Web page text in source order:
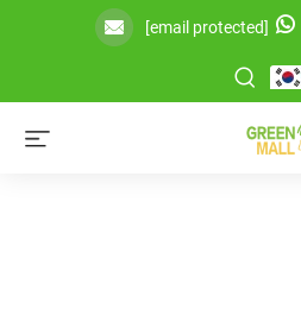
[email protected]